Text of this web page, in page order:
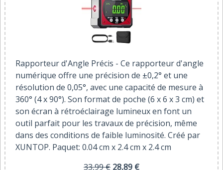
Rapporteur d'Angle Précis - Ce rapporteur d'angle
numérique offre une précision de ±0,2° et une
résolution de 0,05°, avec une capacité de mesure à
360° (4 x 90°). Son format de poche (6 x 6 x 3 cm) et
son écran à rétroéclairage lumineux en font un
outil parfait pour les travaux de précision, même
dans des conditions de faible luminosité. Créé par
XUNTOP. Paquet: 0.04 cm x 2.4 cm x 2.4 cm
33,99 € 28,89 €